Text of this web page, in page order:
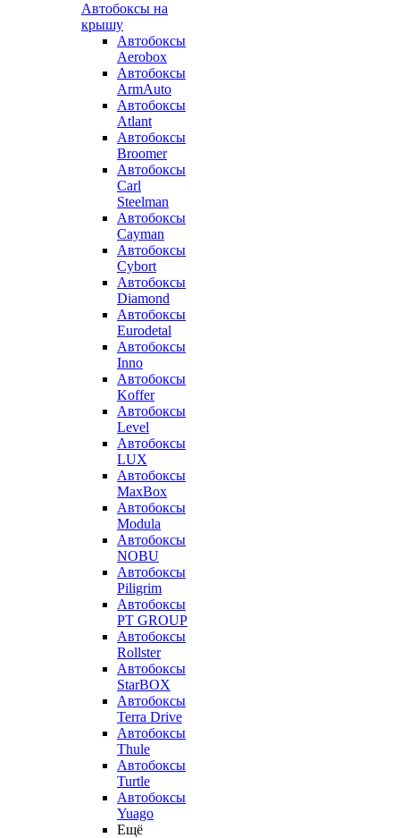
Автобоксы на
крышу
Автобоксы
Aerobox
Автобоксы
ArmAuto
Автобоксы
Atlant
Автобоксы
Broomer
Автобоксы
Carl
Steelman
Автобоксы
Cayman
Автобоксы
Cybort
Автобоксы
Diamond
Автобоксы
Eurodetal
Автобоксы
Inno
Автобоксы
Koffer
Автобоксы
Level
Автобоксы
LUX
Автобоксы
MaxBox
Автобоксы
Modula
Автобоксы
NOBU
Автобоксы
Piligrim
Автобоксы
PT GROUP
Автобоксы
Rollster
Автобоксы
StarBOX
Автобоксы
Terra Drive
Автобоксы
Thule
Автобоксы
Turtle
Автобоксы
Yuago
Ещё